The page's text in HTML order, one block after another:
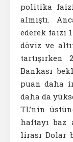
politika
almıştı.
ederek faizi
döviz ve
tartışırken
Bankası
puan daha
daha da
TL’nin
haftayı baz
lirası Dolar